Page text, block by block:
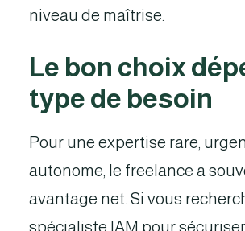
niveau de maîtrise.
Le bon choix
type de besoin
Pour une expertise rare,
autonome, le freelance a
avantage net. Si vous
spécialiste IAM pour